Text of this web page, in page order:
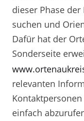
dieser Phase
suchen und
Dafür hat der
Sonderseite
relevanten
einfach